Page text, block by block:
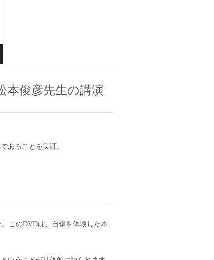
本俊彦先生の講演
あることを実証。
このDVDは、自傷を体験した本